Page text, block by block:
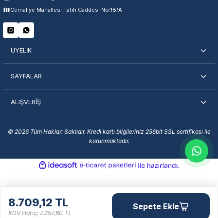
8.709,12 TL
KDV Hariç: 7.257,60 TL
Sepete Ekle
Cemaliye Mahallesi Fatih Caddesi No:18/A
ÜYELİK
SAYFALAR
ALIŞVERİŞ
© 2026 Tüm Hakları Saklıdır. Kredi kartı bilgileriniz 256bit SSL sertifikası ile
korunmaktadır.
ideasoft
e-